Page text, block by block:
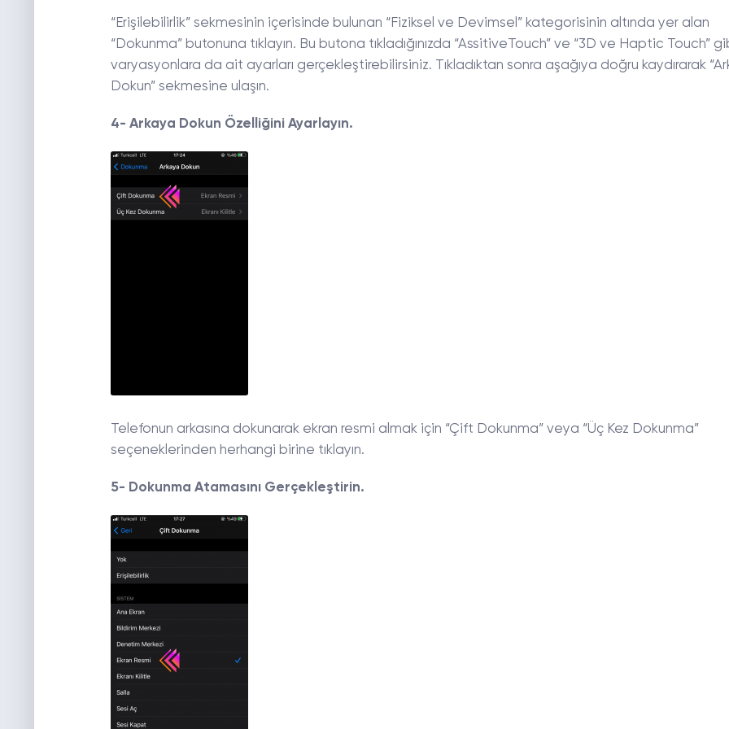
“Erişilebilirlik” sekmesinin içerisinde bulunan “Fiziksel ve Devimsel” kategorisinin altında yer alan
“Dokunma” butonuna tıklayın. Bu butona tıkladığınızda “AssitiveTouch” ve “3D ve Haptic Touch”
varyasyonlara da ait ayarları gerçekleştirebilirsiniz. Tıkladıktan sonra aşağıya doğru kaydırarak
Dokun” sekmesine ulaşın.
4- Arkaya Dokun Özelliğini Ayarlayın.
Telefonun arkasına dokunarak ekran resmi almak için “Çift Dokunma” veya “Üç Kez Dokunma”
seçeneklerinden herhangi birine tıklayın.
5- Dokunma Atamasını Gerçekleştirin.